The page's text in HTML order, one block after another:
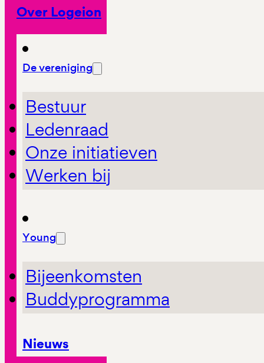
Over Logeion
De vereniging
Bestuur
Ledenraad
Onze initiatieven
Werken bij
Young
Bijeenkomsten
Buddyprogramma
Nieuws